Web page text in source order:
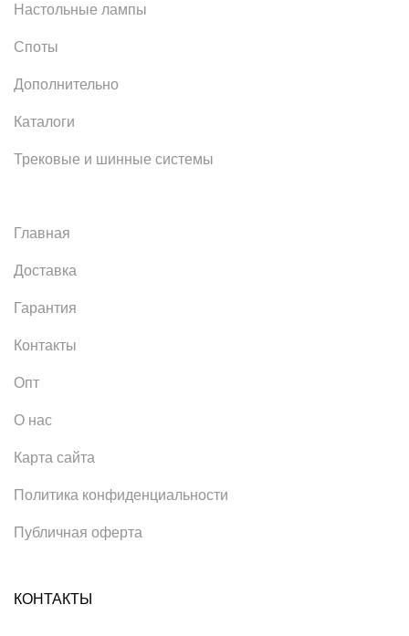
Настольные лампы
Споты
Дополнительно
Каталоги
Трековые и шинные системы
Главная
Доставка
Гарантия
Контакты
Опт
О нас
Карта сайта
Политика конфиденциальности
Публичная оферта
КОНТАКТЫ